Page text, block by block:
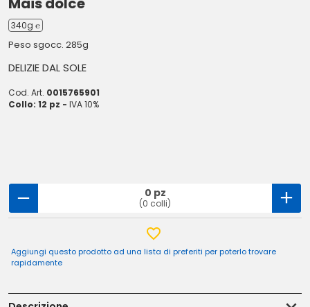
340g ℮
Peso sgocc. 285g
DELIZIE DAL SOLE
Cod. Art. 0015765901
Collo: 12 pz - IVA 10%
0 pz
(0 colli)
Aggiungi questo prodotto ad una lista di preferiti per poterlo trovare
rapidamente